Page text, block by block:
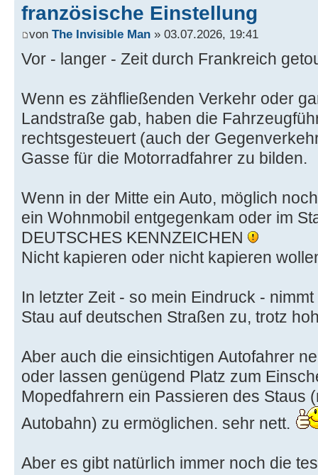
französische Einstellung
von The Invisible Man » 03.07.2026, 19:41
Vor - langer - Zeit durch Frankreich
Wenn es zähfließenden Verkehr oder
Landstraße gab, haben die
rechtsgesteuert (auch der
Gasse für die Motorradfahrer zu bilden.
Wenn in der Mitte ein Auto, möglich
ein Wohnmobil entgegenkam oder im
DEUTSCHES KENNZEICHEN
Nicht kapieren oder nicht kapieren
In letzter Zeit - so mein Eindruck -
Stau auf deutschen Straßen zu, trotz
Aber auch die einsichtigen Autofahrer
oder lassen genügend Platz zum
Mopedfahrern ein Passieren des Staus
Autobahn) zu ermöglichen. sehr nett.
Aber es gibt natürlich immer noch die